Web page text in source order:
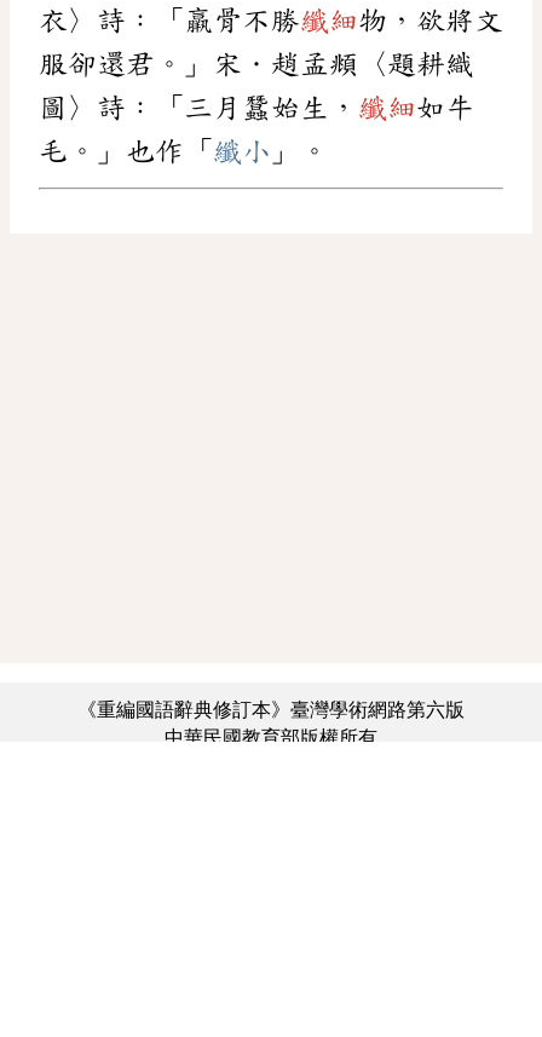
衣〉詩：「羸骨不勝纖細物，欲將文
服卻還君。」宋．趙孟頫〈題耕織
圖〉詩：「三月蠶始生， 纖細如牛
毛。」也作「 纖小 」。
《重編國語辭典修訂本》臺灣學術網路第六版
中華民國教育部版權所有